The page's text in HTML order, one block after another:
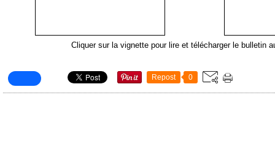
Cliquer sur la vignette pour lire et télécharger le bulletin
Repost 0